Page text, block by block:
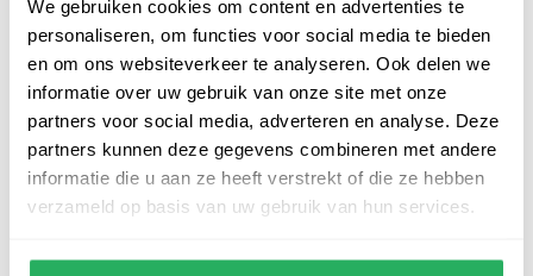
We gebruiken cookies om content en advertenties te
personaliseren, om functies voor social media te bieden
en om ons websiteverkeer te analyseren. Ook delen we
informatie over uw gebruik van onze site met onze
partners voor social media, adverteren en analyse. Deze
partners kunnen deze gegevens combineren met andere
informatie die u aan ze heeft verstrekt of die ze hebben
verzameld op basis van uw gebruik van hun services.
De vlag van Scharnegoutum -
Skearnegoutum (fr)
De afwerking van onze vlaggen is van hoge kwaliteit. Ze zijn
voorzien van een sterke kopband en een dubbele stiknaad, wat
bijdraagt aan hun duurzaamheid en stevigheid. Wij bieden de
vlag vanScharnegoutum - Skearnegoutum (fr)aan in
100x150 cm, 150x225 cm en 200x300 cm. Hierdoor is er altijd